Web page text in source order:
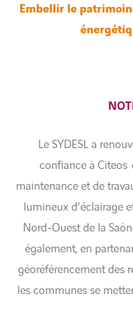
Embellir le
Le SYDESL a
confiance à
maintenance et de
lumineux d’éclairage
Nord-Ouest de la
également, en
géoréférencement des
les communes se